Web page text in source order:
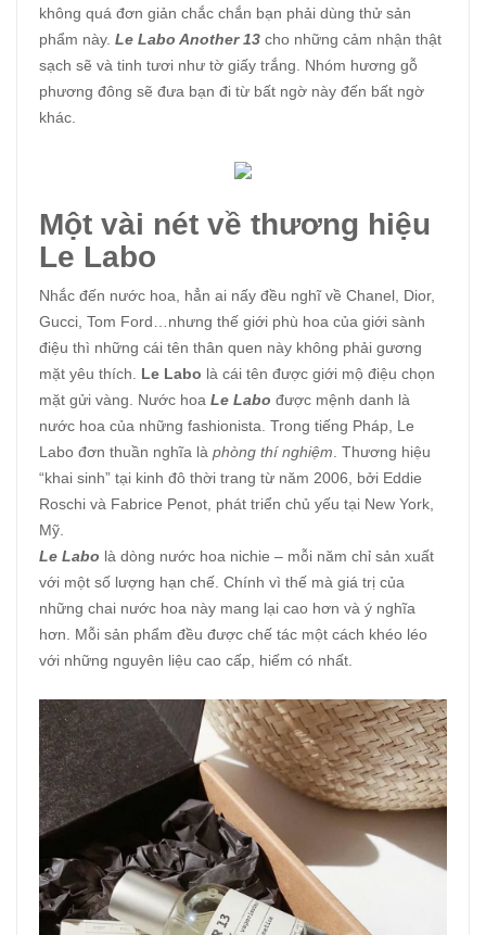
không quá đơn giản chắc chắn bạn phải dùng thử sản
phẩm này. Le Labo Another 13 cho những cảm nhận thật
sạch sẽ và tinh tươi như tờ giấy trắng. Nhóm hương gỗ
phương đông sẽ đưa bạn đi từ bất ngờ này đến bất ngờ
khác.
Một vài nét về thương hiệu
Le Labo
Nhắc đến nước hoa, hẳn ai nấy đều nghĩ về Chanel, Dior,
Gucci, Tom Ford…nhưng thế giới phù hoa của giới sành
điệu thì những cái tên thân quen này không phải gương
mặt yêu thích. Le Labo là cái tên được giới mộ điệu chọn
mặt gửi vàng. Nước hoa Le Labo được mệnh danh là
nước hoa của những fashionista. Trong tiếng Pháp, Le
Labo đơn thuần nghĩa là phòng thí nghiệm . Thương hiệu
“khai sinh” tại kinh đô thời trang từ năm 2006, bởi Eddie
Roschi và Fabrice Penot, phát triển chủ yếu tại New York,
Mỹ.
Le Labo là dòng nước hoa nichie – mỗi năm chỉ sản xuất
với một số lượng hạn chế. Chính vì thế mà giá trị của
những chai nước hoa này mang lại cao hơn và ý nghĩa
hơn. Mỗi sản phẩm đều được chế tác một cách khéo léo
với những nguyên liệu cao cấp, hiếm có nhất.